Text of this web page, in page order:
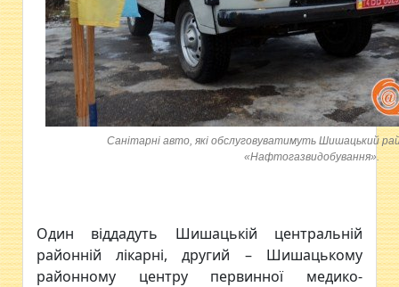
Санітарні авто, які обслуговуватимуть Шишацький
«Нафтогазвидобування».
Один віддадуть Шишацькій центральній
районній лікарні, другий – Шишацькому
районному центру первинної медико-